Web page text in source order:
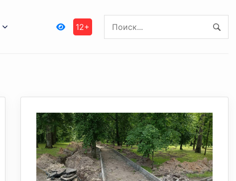
12+